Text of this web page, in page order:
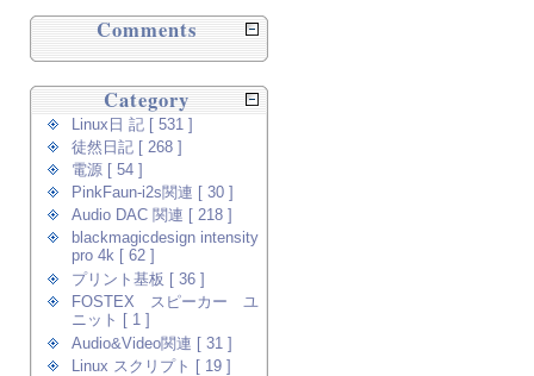
Comments
Category
Linux日 記 [ 531 ]
徒然日記 [ 268 ]
電源 [ 54 ]
PinkFaun-i2s関連 [ 30 ]
Audio DAC 関連 [ 218 ]
blackmagicdesign intensity
pro 4k [ 62 ]
プリント基板 [ 36 ]
FOSTEX スピーカー ユ
ニット [ 1 ]
Audio&Video関連 [ 31 ]
Linux スクリプト [ 19 ]